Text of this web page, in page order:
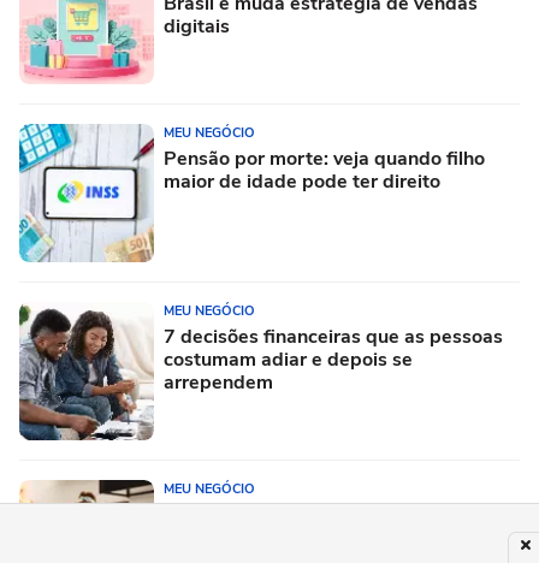
digitais
MEU NEGÓCIO
Pensão por morte: veja quando filho
maior de idade pode ter direito
MEU NEGÓCIO
7 decisões financeiras que as pessoas
costumam adiar e depois se
arrependem
MEU NEGÓCIO